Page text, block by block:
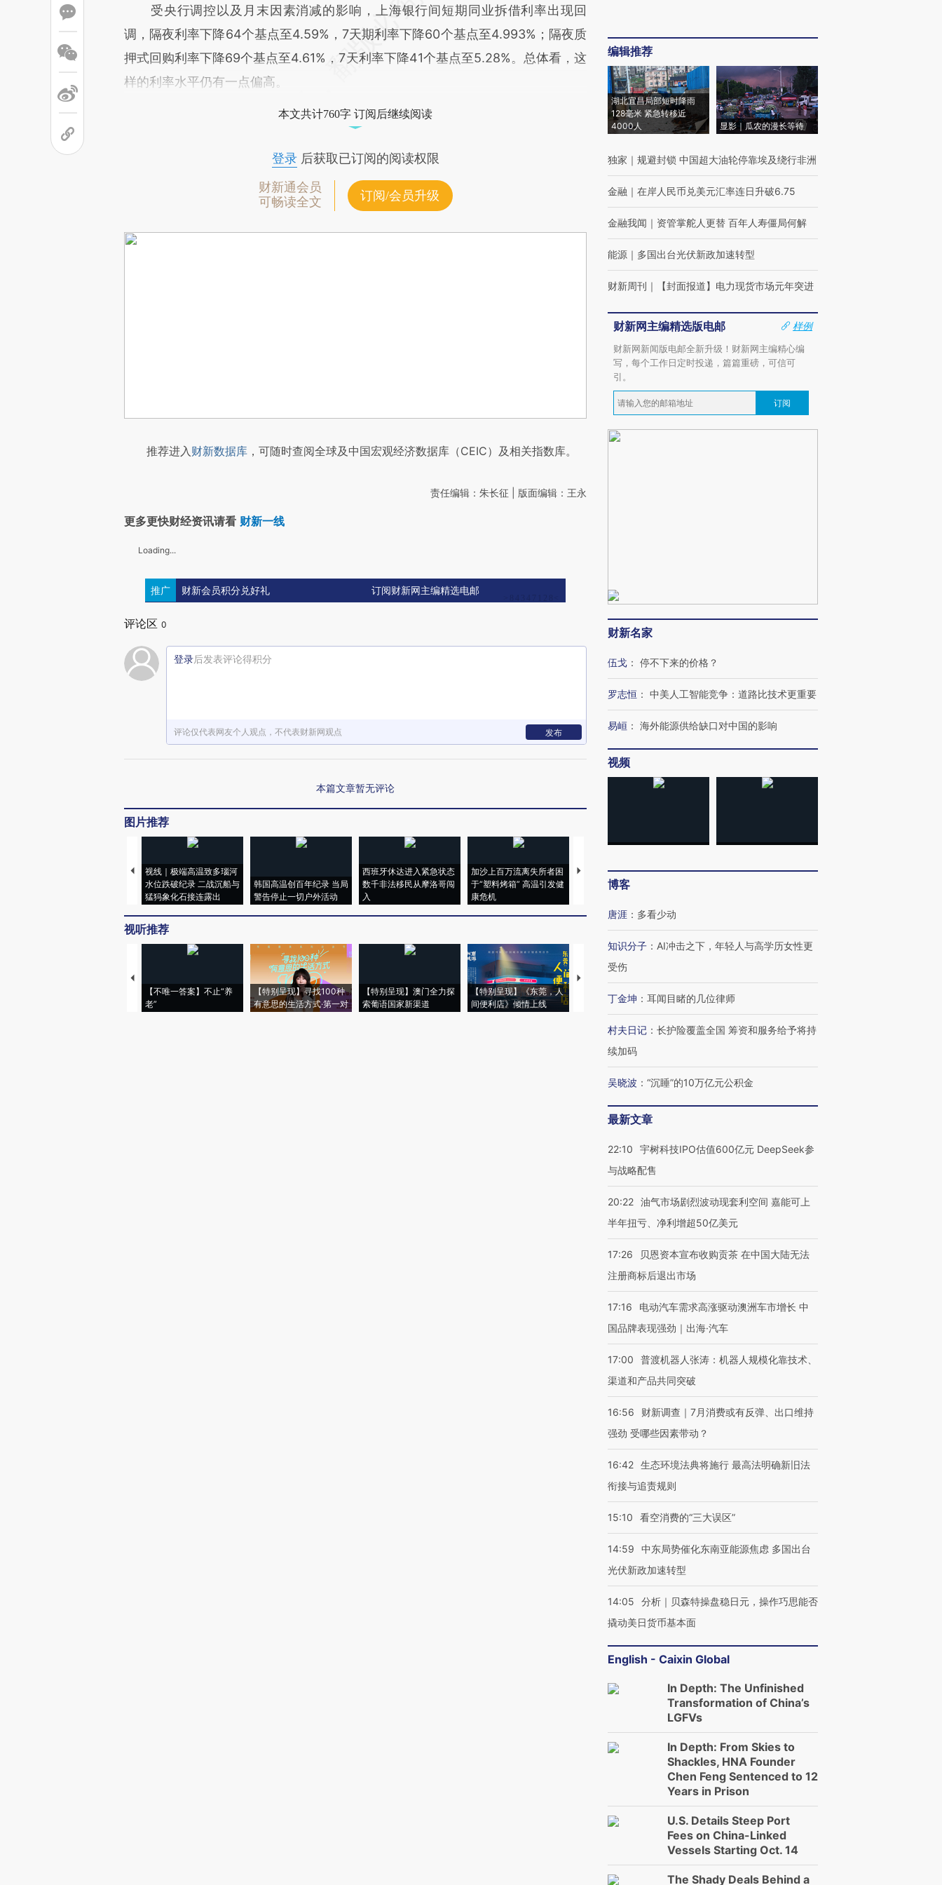
受央行调控以及月末因素消减的影响，上海银行间短期同业拆借利率出现回
调，隔夜利率下降64个基点至4.59%，7天期利率下降60个基点至4.993%；隔夜质
押式回购利率下降69个基点至4.61%，7天利率下降41个基点至5.28%。总体看，这
样的利率水平仍有一点偏高。
本文共计760字 订阅后继续阅读
登录后获取已订阅的阅读权限
财新通会员
可畅读全文
订阅/会员升级
推荐进入财新数据库 ，可随时查阅全球及中国宏观经济数据库（CEIC）及相关指数库。
责任编辑：朱长征 | 版面编辑：王永
更多更快财经资讯请看 财新一线
Loading...
推广 财新会员积分兑好礼 订阅财新网主编精选电邮
评论区 0
登录后发表评论得积分
评论仅代表网友个人观点，不代表财新网观点 发布
本篇文章暂无评论
图片推荐
视线｜极端高温致多瑙河
水位跌破纪录 二战沉船与
猛犸象化石接连露出
韩国高温创百年纪录 当局
警告停止一切户外活动
西班牙休达进入紧急状态
数千非法移民从摩洛哥闯
入
加沙上百万流离失所者困
于“塑料烤箱” 高温引发健
康危机
视线｜HYROX的吸金
术：是什么让中产们甘
马航飞行员跨国走私7万
视线｜被称为“蟑螂”的印
视听推荐
【不唯一答案】不止“养
老”
【特别呈现】寻找100种
有意思的生活方式·第一对
【特别呈现】澳门全力探
索葡语国家新渠道
【特别呈现】《东莞，人
间便利店》倾情上线
【推广】走进第四届链博
会，让数智科技“链”接产
【特别呈现】寻找100种
有意思的生活方式·第三对
编辑推荐
湖北宜昌局部短时降雨
128毫米 紧急转移近
4000人
显影｜瓜农的漫长等待
独家 ｜ 规避封锁 中国超大油轮停靠埃及绕行非洲
金融 ｜ 在岸人民币兑美元汇率连日升破6.75
金融我闻 ｜ 资管掌舵人更替 百年人寿僵局何解
能源 ｜ 多国出台光伏新政加速转型
财新周刊 ｜ 【封面报道】电力现货市场元年突进
财新网主编精选版电邮
样例
财新网新闻版电邮全新升级！财新网主编精心编
写，每个工作日定时投递，篇篇重磅，可信可
引。
订阅
财新名家
伍戈 ： 停不下来的价格？
罗志恒 ： 中美人工智能竞争：道路比技术更重要
易峘 ： 海外能源供给缺口对中国的影响
视频
博客
唐涯 ： 多看少动
知识分子 ： AI冲击之下，年轻人与高学历女性更
受伤
丁金坤 ： 耳闻目睹的几位律师
村夫日记 ： 长护险覆盖全国 筹资和服务给予将持
续加码
吴晓波 ： “沉睡”的10万亿元公积金
最新文章
22:10
宇树科技IPO估值600亿元 DeepSeek参
与战略配售
20:22 油气市场剧烈波动现套利空间 嘉能可上
半年扭亏、净利增超50亿美元
17:26
贝恩资本宣布收购贡茶 在中国大陆无法
注册商标后退出市场
17:16
电动汽车需求高涨驱动澳洲车市增长 中
国品牌表现强劲｜出海·汽车
17:00
普渡机器人张涛：机器人规模化靠技术、
渠道和产品共同突破
16:56
财新调查｜7月消费或有反弹、出口维持
强劲 受哪些因素带动？
16:42 生态环境法典将施行 最高法明确新旧法
衔接与追责规则
15:10 看空消费的“三大误区”
14:59
中东局势催化东南亚能源焦虑 多国出台
光伏新政加速转型
14:05
分析｜贝森特操盘稳日元，操作巧思能否
撬动美日货币基本面
English - Caixin Global
In Depth: The Unfinished
Transformation of China’s
LGFVs
In Depth: From Skies to
Shackles, HNA Founder
Chen Feng Sentenced to 12
Years in Prison
U.S. Details Steep Port
Fees on China-Linked
Vessels Starting Oct. 14
The Shady Deals Behind a